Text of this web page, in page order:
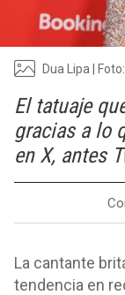
Dua Lipa | Foto:
El tatuaje
gracias a lo
en X, antes
La cantante
tendencia en